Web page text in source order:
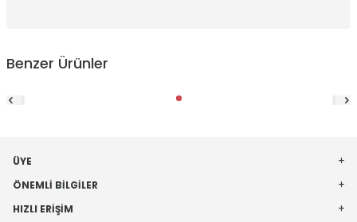
Benzer Ürünler
ÜYE
ÖNEMLI BILGILER
HIZLI ERIŞIM